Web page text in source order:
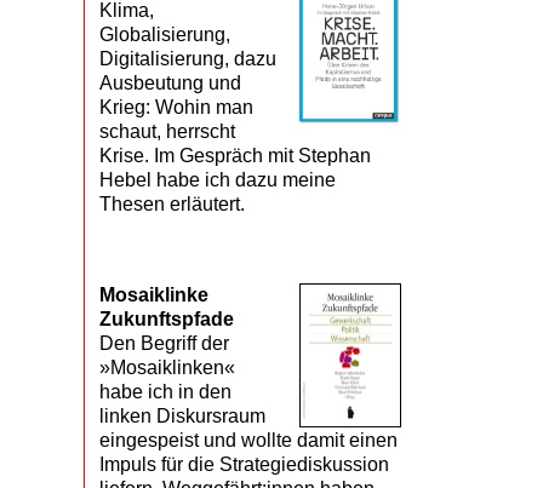
Klima,
Globalisierung,
Digitalisierung, dazu
Ausbeutung und
Krieg: Wohin man
schaut, herrscht
Krise. Im Gespräch mit Stephan
Hebel habe ich dazu meine
Thesen erläutert.
Mosaik­linke
Zukunfts­pfade
Den Begriff der
»Mosaiklinken«
habe ich in den
linken Diskursraum
eingespeist und wollte damit einen
Impuls für die Strategiediskussion